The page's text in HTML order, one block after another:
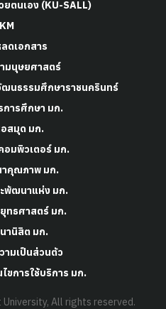
ตนเอง (KU-SALL)
KM
ดเอกสาร
มนุษยศาสตร์
นธรรมศึกษาราชนครินทร์
การศึกษา มก.
สมุด มก.
อมพิวเตอร์ มก.
คุณภาพ มก.
พัฒนาแห่ง มก.
ทธศาสตร์ มก.
านิสิต มก.
ามเป็นส่วนตัว
ขการใช้บริการ มก.
All rights reserved.